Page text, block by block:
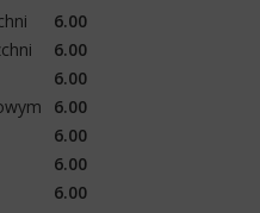
6.00
6.00
6.00
6.00
6.00
6.00
6.00